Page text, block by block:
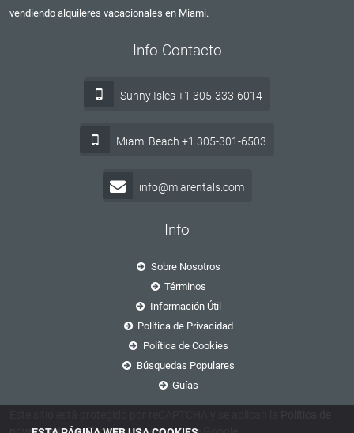
vendiendo alquileres vacacionales en Miami.
Info Contacto
Sunny Isles +1 305-333-6014
Miami Beach +1 305-301-6503
info@miarentals.com
Info
Sobre Nosotros
Términos
Información Útil
Política de Privacidad
Política de Cookies
Búsquedas Populares
Guías